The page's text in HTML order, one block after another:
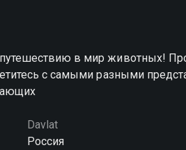
в мир животных!
с самыми разными
Davlat
Россия